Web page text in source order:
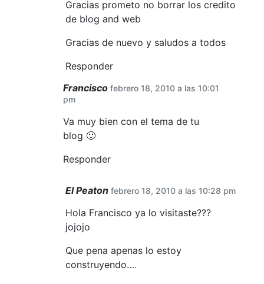
Gracias prometo no borrar los credito
de blog and web
Gracias de nuevo y saludos a todos
Responder
Francisco febrero 18, 2010 a las 10:01
pm
Va muy bien con el tema de tu
blog 🙂
Responder
El Peaton febrero 18, 2010 a las 10:28 pm
Hola Francisco ya lo visitaste???
jojojo
Que pena apenas lo estoy
construyendo….